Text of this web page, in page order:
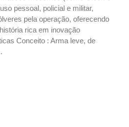
pessoal, policial e militar,
pela operação, oferecendo
rica em inovação
Conceito : Arma leve, de